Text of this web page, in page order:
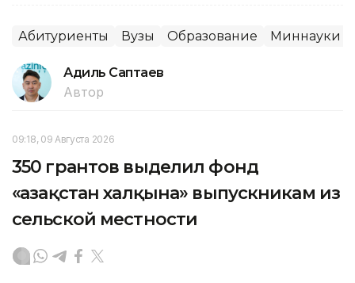
Абитуриенты Вузы Образование Миннауки и
Адиль Саптаев
Автор
09:18, 09 Августа 2026
350 грантов выделил фонд
«Қазақстан халқына» выпускникам из
сельской местности